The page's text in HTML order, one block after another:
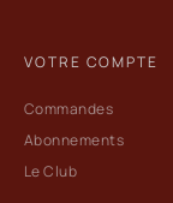
VOTRE COMPTE
Commandes
Abonnements
Le Club